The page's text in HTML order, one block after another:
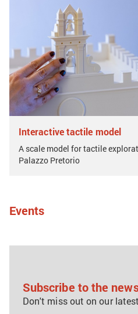
Interactive tactile model
A scale model for tactile
Palazzo Pretorio
Events
Subscribe to the
Don't miss out on our